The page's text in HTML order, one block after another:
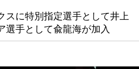
スに特別指定選手として井上
選手として兪龍海が加入